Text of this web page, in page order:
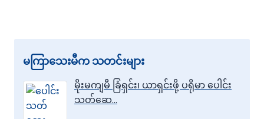
မကြာသေးမီက သတင်းများ
မိုးမကျမီ ခြံရှင်း၊ ယာရှင်းဖို့ ပရိုမာ ပေါင်း
သတ်ဆေ…